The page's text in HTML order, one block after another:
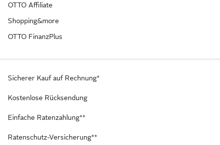
OTTO Affiliate
Shopping&more
OTTO FinanzPlus
Sicherer Kauf auf Rechnung*
Kostenlose Rücksendung
Einfache Ratenzahlung**
Ratenschutz-Versicherung**